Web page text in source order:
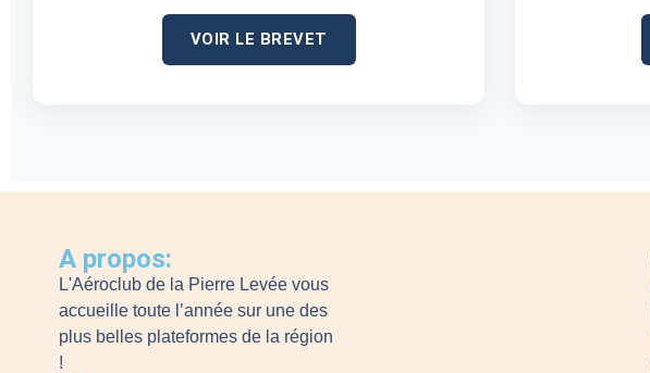
VOIR LE BREVET
A propos:
L'Aéroclub de la Pierre Levée vous
accueille toute l’année sur une des
plus belles plateformes de la région
!